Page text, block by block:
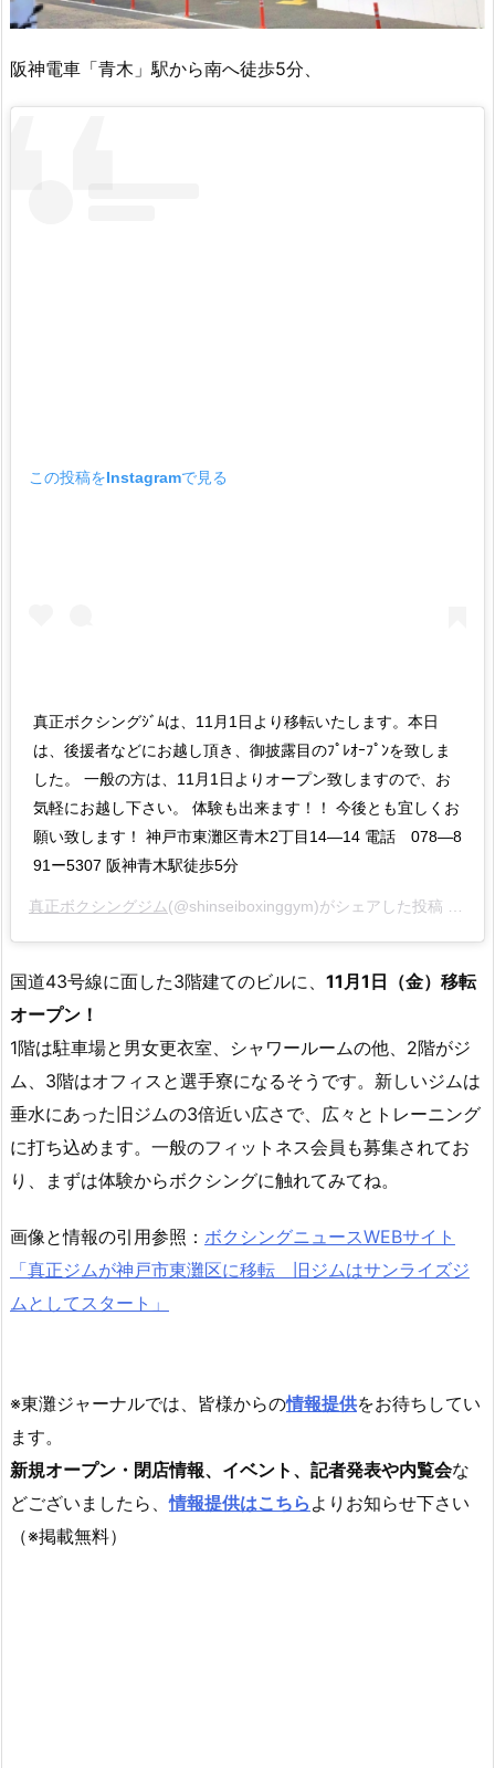
阪神電車「青木」駅から南へ徒歩5分、
この投稿をInstagramで見る
真正ボクシングｼﾞﾑは、11月1日より移転いたします。本日
は、後援者などにお越し頂き、御披露目のﾌﾟﾚｵｰﾌﾟﾝを致しま
した。 一般の方は、11月1日よりオープン致しますので、お
気軽にお越し下さい。 体験も出来ます！！ 今後とも宜しくお
願い致します！ 神戸市東灘区青木2丁目14―14 電話 078―8
91ー5307 阪神青木駅徒歩5分
真正ボクシングジム(@shinseiboxinggym)がシェアした投稿 –
国道43号線に面した3階建てのビルに、 11月1日（金）移転
オープン！
1階は駐車場と男女更衣室、シャワールームの他、2階がジ
ム、3階はオフィスと選手寮になるそうです。新しいジムは
垂水にあった旧ジムの3倍近い広さで、広々とトレーニング
に打ち込めます。一般のフィットネス会員も募集されてお
り、まずは体験からボクシングに触れてみてね。
画像と情報の引用参照： ボクシングニュースWEBサイト
「真正ジムが神戸市東灘区に移転 旧ジムはサンライズジ
ムとしてスタート」
※東灘ジャーナルでは、皆様からの情報提供をお待ちしてい
ます。
新規オープン・閉店情報、イベント、記者発表や内覧会な
どございましたら、情報提供はこちら よりお知らせ下さい
（※掲載無料）